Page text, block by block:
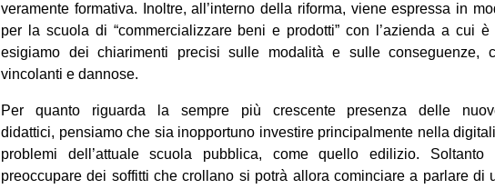
veramente formativa. Inoltre, all’interno della riforma, viene espressa in
per la scuola di “commercializzare beni e prodotti” con l’azienda a cui
esigiamo dei chiarimenti precisi sulle modalità e sulle conseguenze,
vincolanti e dannose.
Per quanto riguarda la sempre più crescente presenza delle
didattici, pensiamo che sia inopportuno investire principalmente nella
problemi dell’attuale scuola pubblica, come quello edilizio.
preoccupare dei soffitti che crollano si potrà allora cominciare a parlare di